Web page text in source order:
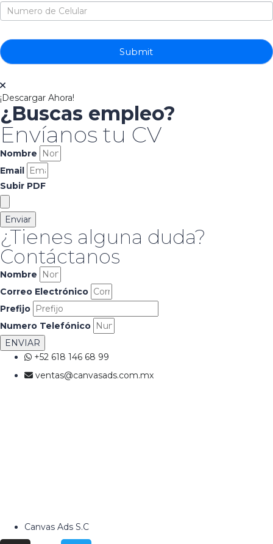
Submit
¡Descargar Ahora!
¿Buscas empleo?
Envíanos tu CV
Nombre
Email
Subir PDF
Enviar
¿Tienes alguna duda?
Contáctanos
Nombre
Correo Electrónico
Prefijo
Numero Telefónico
ENVIAR
+52 618 146 68 99
ventas@canvasads.com.mx
Canvas Ads S.C